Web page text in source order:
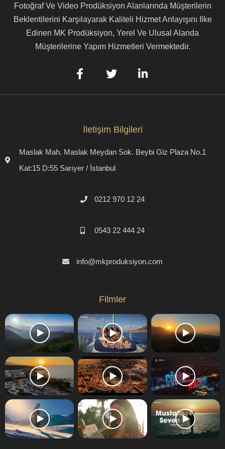
Fotoğraf Ve Video Prodüksiyon Alanlarında Müşterilerin
Beklentilerini Karşılayarak Kaliteli Hizmet Anlayışını Ilke
Edinen MK Prodüksiyon, Yerel Ve Ulusal Alanda
Müşterilerine Yapım Hizmetleri Vermektedir.
İletişim Bilgileri
Maslak Mah. Maslak Meydan Sok. Beybi Giz Plaza No.1
Kat:15 D:55 Sarıyer / İstanbul
0212 970 12 24
0543 22 444 24
info@mkproduksiyon.com
Filmler